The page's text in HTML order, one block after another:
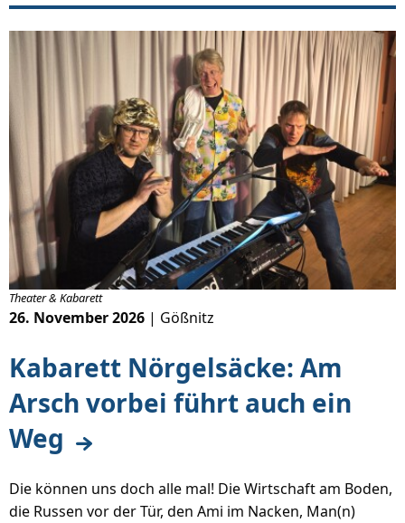
Kabarett Nörgelsäcke: Am
Arsch vorbei führt auch ein
Weg
Theater & Kabarett
26. November 2026 | Gößnitz
Die können uns doch alle mal! Die Wirtschaft am Boden,
die Russen vor der Tür, den Ami im Nacken, Man(n)